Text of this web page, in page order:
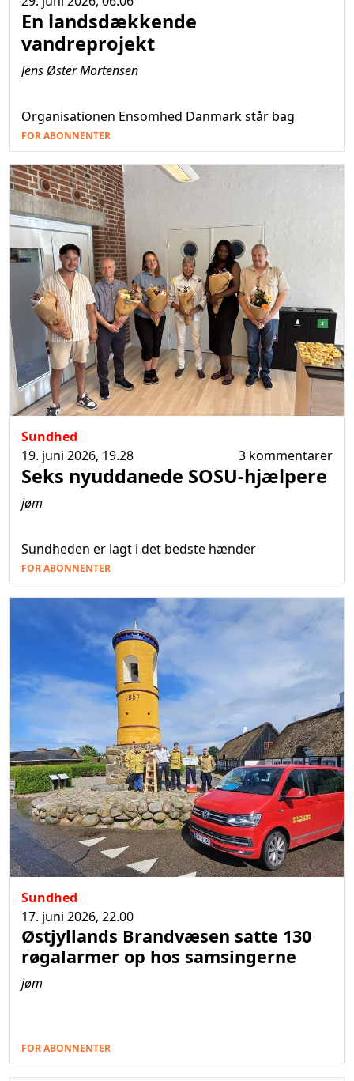
En landsdækkende
vandreprojekt
Jens Øster Mortensen
Organisationen Ensomhed Danmark står bag
FOR ABONNENTER
Sundhed
19. juni 2026, 19.28
3 kommentarer
Seks nyuddanede SOSU-hjælpere
jøm
Sundheden er lagt i det bedste hænder
FOR ABONNENTER
Sundhed
17. juni 2026, 22.00
Østjyllands Brandvæsen satte 130
røgalarmer op hos samsingerne
jøm
FOR ABONNENTER